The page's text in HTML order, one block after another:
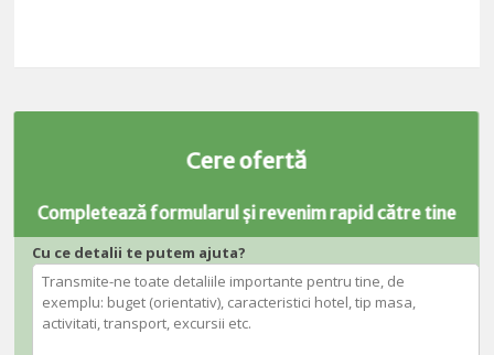
Cere ofertă
Completează formularul și revenim rapid către tine
Cu ce detalii te putem ajuta?